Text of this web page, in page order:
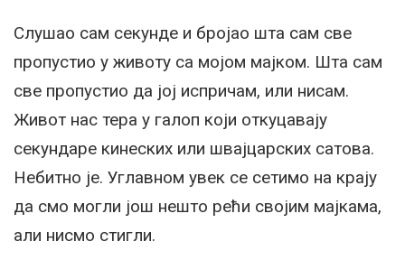
Слушао сам секунде и бројао шта сам све
пропустио у животу са мојом мајком. Шта сам
све пропустио да јој испричам, или нисам.
Живот нас тера у галоп који откуцавају
секундаре кинеских или швајцарских сатова.
Небитно је. Углавном увек се сетимо на крају
да смо могли још нешто рећи својим мајкама,
али нисмо стигли.